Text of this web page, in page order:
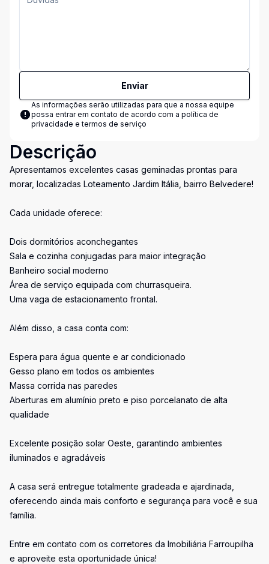
Enviar
As informações serão utilizadas para que a nossa equipe
possa entrar em contato de acordo com a política de
privacidade e termos de serviço
Descrição
Apresentamos excelentes casas geminadas prontas para
morar, localizadas Loteamento Jardim Itália, bairro Belvedere!
Cada unidade oferece:
Dois dormitórios aconchegantes
Sala e cozinha conjugadas para maior integração
Banheiro social moderno
Área de serviço equipada com churrasqueira.
Uma vaga de estacionamento frontal.
Além disso, a casa conta com:
Espera para água quente e ar condicionado
Gesso plano em todos os ambientes
Massa corrida nas paredes
Aberturas em alumínio preto e piso porcelanato de alta
qualidade
Excelente posição solar Oeste, garantindo ambientes
iluminados e agradáveis
A casa será entregue totalmente gradeada e ajardinada,
oferecendo ainda mais conforto e segurança para você e sua
família.
Entre em contato com os corretores da Imobiliária Farroupilha
e aproveite esta oportunidade única!